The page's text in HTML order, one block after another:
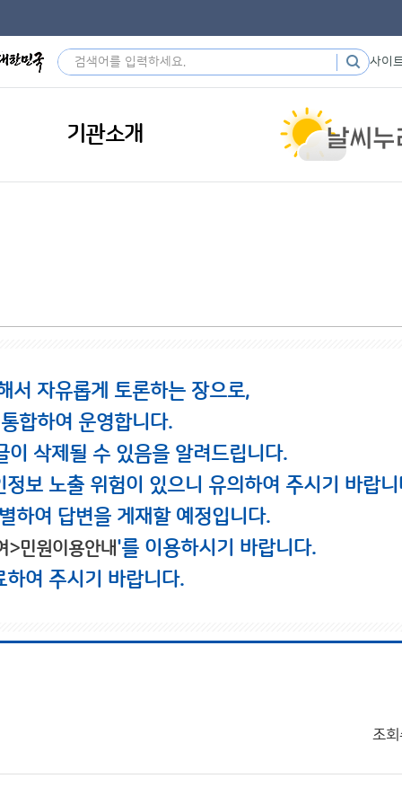
사이
기관소개
서 자유롭게 토론하는 장으로,
합하여 운영합니다.
삭제될 수 있음을 알려드립니다.
보 노출 위험이 있으니 유의하여 주시기 바랍니
하여 답변을 게재할 예정입니다.
>민원이용안내'를 이용하시기 바랍니다.
여 주시기 바랍니다.
조회